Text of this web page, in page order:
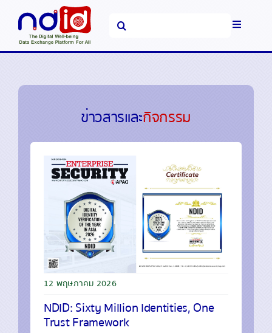
content
Search
Toggle
หน้าหลัก
ประชาสัมพันธ์
คำถามที่พบบ่อย
เกี่ยวกับเรา
ข่าวสารและกิจกรรม
12 พฤษภาคม 2026
NDID: Sixty Million Identities, One
Trust Framework